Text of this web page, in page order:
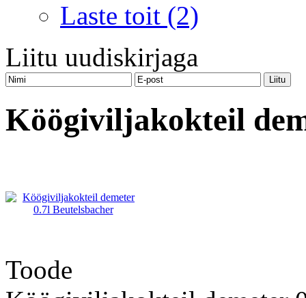
Laste toit (2)
Liitu uudiskirjaga
Köögiviljakokteil
Toode